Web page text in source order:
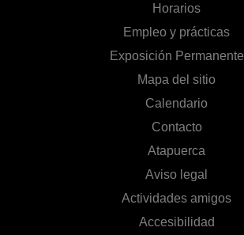
Horarios
Empleo y prácticas
Exposición Permanente
Mapa del sitio
Calendario
Contacto
Atapuerca
Aviso legal
Actividades amigos
Accesibilidad